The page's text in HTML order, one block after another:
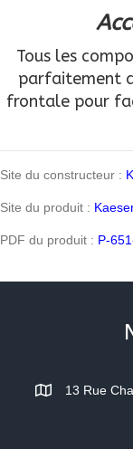
Tous les
parfaitement
frontale pour
Site du constructeur :
Site du produit :
PDF du produit : P-
13 Rue